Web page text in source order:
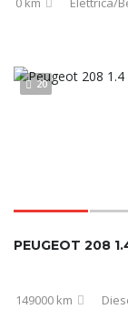
20
PEUGEOT 208
149000 km